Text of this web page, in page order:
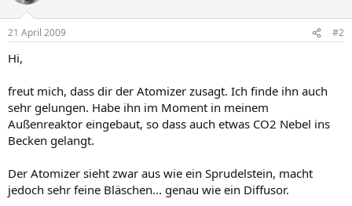
21 April 2009 #2
Hi,
freut mich, dass dir der Atomizer zusagt. Ich finde ihn auch
sehr gelungen. Habe ihn im Moment in meinem
Außenreaktor eingebaut, so dass auch etwas CO2 Nebel ins
Becken gelangt.
Der Atomizer sieht zwar aus wie ein Sprudelstein, macht
jedoch sehr feine Bläschen... genau wie ein Diffusor.